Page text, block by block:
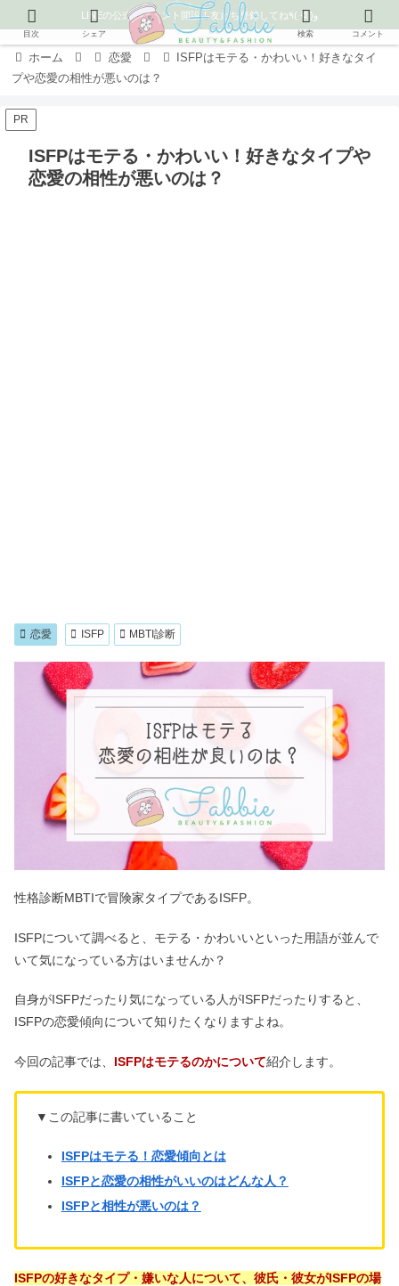
LINEの公式アカウント開設！友だち登録してね٩( ᐛ )و
ホーム 恋愛
ISFPはモテる・かわいい！好きなタイ
プや恋愛の相性が悪いのは？
PR
ISFPはモテる・かわいい！好きなタイプや
恋愛の相性が悪いのは？
恋愛 ISFP MBTI診断
性格診断MBTIで冒険家タイプであるISFP。
ISFPについて調べると、モテる・かわいいといった用語が並んで
いて気になっている方はいませんか？
自身がISFPだったり気になっている人がISFPだったりすると、
ISFPの恋愛傾向について知りたくなりますよね。
今回の記事では、 ISFPはモテるのかについて紹介します。
▼この記事に書いていること
ISFPはモテる！恋愛傾向とは
ISFPと恋愛の相性がいいのはどんな人？
ISFPと相性が悪いのは？
ISFPの好きなタイプ・嫌いな人について、彼氏・彼女がISFPの場
目次 シェア 検索 コメント